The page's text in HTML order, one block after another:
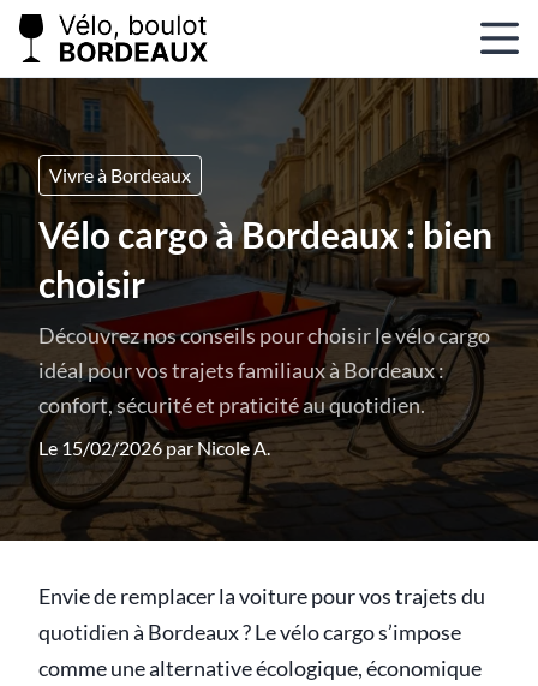
Vivre à Bordeaux
Vélo cargo à Bordeaux : bien
choisir
Découvrez nos conseils pour choisir le vélo cargo
idéal pour vos trajets familiaux à Bordeaux :
confort, sécurité et praticité au quotidien.
Le 15/02/2026 par Nicole A.
Envie de remplacer la voiture pour vos trajets du
quotidien à Bordeaux ? Le vélo cargo s’impose
comme une alternative écologique, économique